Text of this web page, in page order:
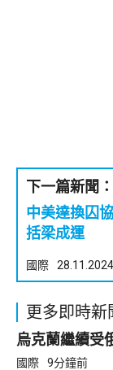
下一篇新聞：
中美達換囚
括梁成運
國際 28.11.2024
更多即時新
烏克蘭繼續
國際 9分鐘前